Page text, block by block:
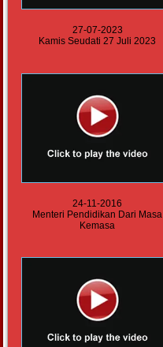
27-07-2023
Kamis Seudati 27 Juli 2023
24-11-2016
Menteri Pendidikan Dari Masa
Kemasa